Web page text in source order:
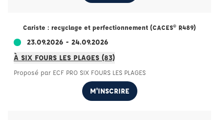
Cariste : recyclage et perfectionnement (CACES® R489)
23.09.2026 - 24.09.2026
À SIX FOURS LES PLAGES (83)
Proposé par ECF PRO SIX FOURS LES PLAGES
M'INSCRIRE